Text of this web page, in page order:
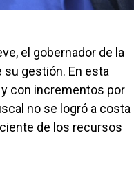
el gobernador de la
su gestión. En esta
y con incrementos por
no se logró a costa
de los recursos